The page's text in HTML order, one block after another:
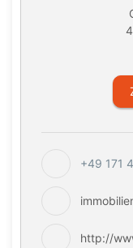
+49 171
http://